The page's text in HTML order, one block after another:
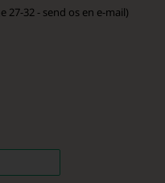
27-32 - send os en e-mail)